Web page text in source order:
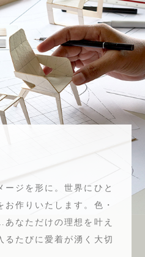
ージを形に。世界にひと
作りいたします。色・
なただけの理想を叶え
るたびに愛着が湧く大切
SHOP